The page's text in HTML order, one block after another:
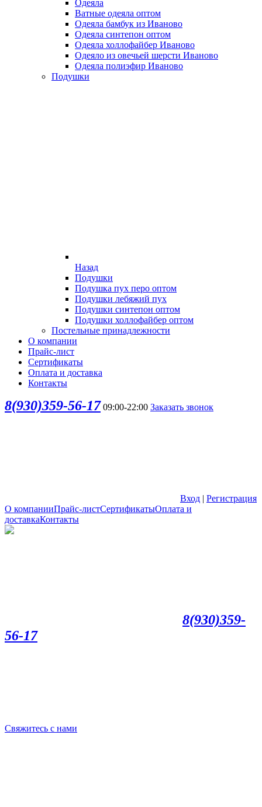
Одеяла
Ватные одеяла оптом
Одеяла бамбук из Иваново
Одеяла синтепон оптом
Одеяла холлофайбер Иваново
Одеяло из овечьей шерсти Иваново
Одеяла полиэфир Иваново
Подушки
Назад
Подушки
Подушка пух перо оптом
Подушки лебяжий пух
Подушки синтепон оптом
Подушки холлофайбер оптом
Постельные принадлежности
О компании
Прайс-лист
Сертификаты
Оплата и доставка
Контакты
8(930)359-56-17 09:00-22:00 Заказать звонок
Вход | Регистрация
О компанииПрайс-листСертификатыОплата и
доставкаКонтакты
8(930)359-
56-17
Свяжитесь с нами